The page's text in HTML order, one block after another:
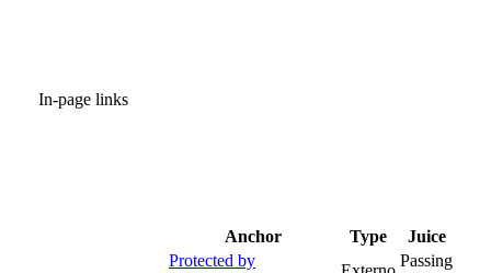
In-page links
Anchor Type
Juice
Protected by
Passing